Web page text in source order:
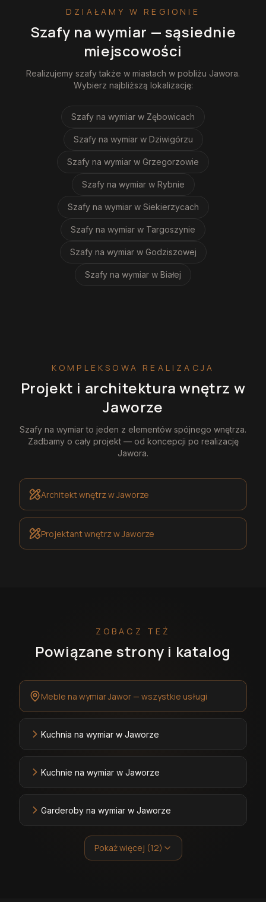
DZIAŁAMY W REGIONIE
Szafy na wymiar — sąsiednie
miejscowości
Realizujemy szafytakże w miastach w pobliżu Jawora.
Wybierz najbliższą lokalizację:
Szafy na wymiar w Zębowicach
Szafy na wymiar w Dziwigórzu
Szafy na wymiar w Grzegorzowie
Szafy na wymiar w Rybnie
Szafy na wymiar w Siekierzycach
Szafy na wymiar w Targoszynie
Szafy na wymiar w Godziszowej
Szafy na wymiar w Białej
KOMPLEKSOWA REALIZACJA
Projekt i architektura wnętrz w
Jaworze
Szafy na wymiarto jeden z elementów spójnego wnętrza.
Zadbamy o cały projekt — od koncepcji po realizację
Jawora.
Architekt wnętrzw Jaworze
Projektant wnętrzw Jaworze
ZOBACZ TEŻ
Powiązane strony i katalog
Meble na wymiar Jawor — wszystkie usługi
Kuchnia na wymiar w Jaworze
Kuchnie na wymiar w Jaworze
Garderoby na wymiar w Jaworze
Pokaż więcej (12)